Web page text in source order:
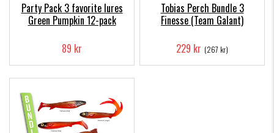
Party Pack 3 favorite lures
Green Pumpkin 12-pack
89 kr
Tobias Perch Bundle 3
Finesse (Team Galant)
229 kr (267 kr)